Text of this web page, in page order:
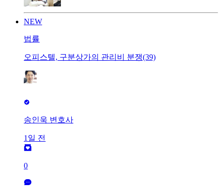
NEW
법률
오피스텔, 구분상가의 관리비 분쟁(39)
송인욱 변호사
1일 전
0